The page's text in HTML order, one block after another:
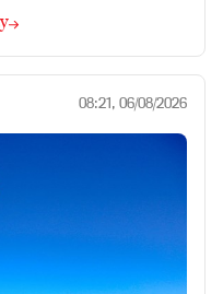
08:21, 06/08/2026